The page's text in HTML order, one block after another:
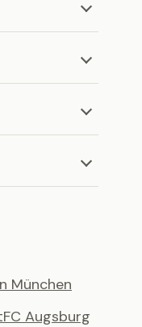
München
FC Augsburg